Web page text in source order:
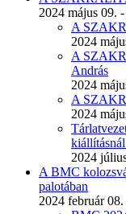
2024 május 09.
A
2024
A
András
2024
A
2024
2024
A BMC
palotában
2024 február